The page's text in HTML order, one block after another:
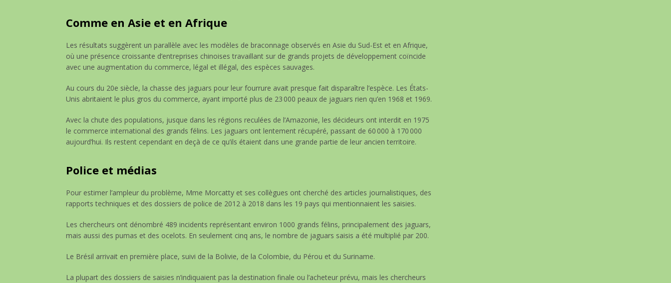
Comme en Asie et en Afrique
Les résultats suggèrent un parallèle avec les modèles de braconnage observés en Asie du Sud-Est et en Afrique,
où une présence croissante d’entreprises chinoises travaillant sur de grands projets de développement coïncide
avec une augmentation du commerce, légal et illégal, des espèces sauvages.
Au cours du 20e siècle, la chasse des jaguars pour leur fourrure avait presque fait disparaître l’espèce. Les États-
Unis abritaient le plus gros du commerce, ayant importé plus de 23 000 peaux de jaguars rien qu’en 1968 et 1969.
Avec la chute des populations, jusque dans les régions reculées de l’Amazonie, les décideurs ont interdit en 1975
le commerce international des grands félins. Les jaguars ont lentement récupéré, passant de 60 000 à 170 000
aujourd’hui. Ils restent cependant en deçà de ce qu’ils étaient dans une grande partie de leur ancien territoire.
Police et médias
Pour estimer l’ampleur du problème, Mme Morcatty et ses collègues ont cherché des articles journalistiques, des
rapports techniques et des dossiers de police de 2012 à 2018 dans les 19 pays qui mentionnaient les saisies.
Les chercheurs ont dénombré 489 incidents représentant environ 1000 grands félins, principalement des jaguars,
mais aussi des pumas et des ocelots. En seulement cinq ans, le nombre de jaguars saisis a été multiplié par 200.
Le Brésil arrivait en première place, suivi de la Bolivie, de la Colombie, du Pérou et du Suriname.
La plupart des dossiers de saisies n’indiquaient pas la destination finale ou l’acheteur prévu, mais les chercheurs